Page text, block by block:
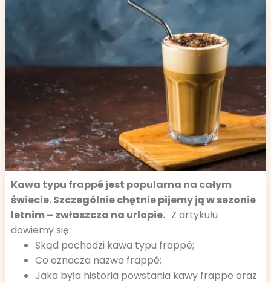
Kawa typu frappé jest popularna na całym
świecie. Szczególnie chętnie pijemy ją w sezonie
letnim – zwłaszcza na urlopie. Z artykułu
dowiemy się:
Skąd pochodzi kawa typu frappé;
Co oznacza nazwa frappé;
Jaka była historia powstania kawy frappe oraz